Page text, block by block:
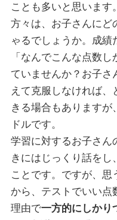
ことも多いと思いま
方々は、お子さんにど
ゃるでしょうか。成績
「なんでこんな点数
ていませんか？お子さ
えて克服しなければ
きる場合もありますが
ドルです。
学習に対するお子さん
きにはじっくり話をし
ことです。ですが、思
から、テストでいい点
理由で一方的にしかり